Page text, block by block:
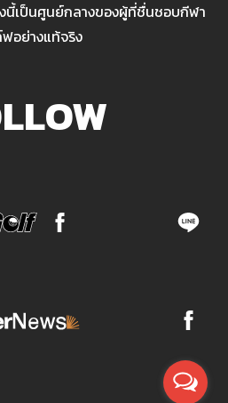
นี้เป็นศูนย์กลางของผู้ที่ชื่นชอบกีฬา
อย่างแท้จริง